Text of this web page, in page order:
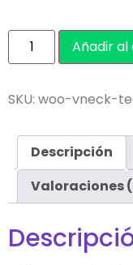
Añadir
SKU: woo-vneck-
Descripción
Valoraciones